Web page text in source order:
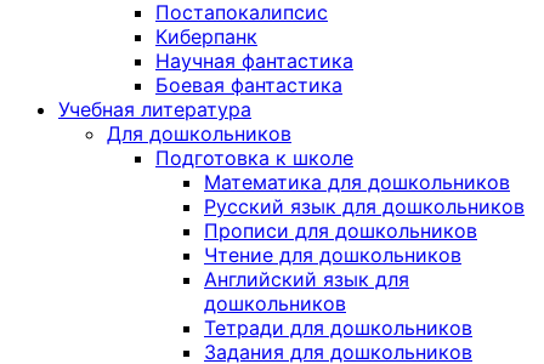
Постапокалипсис
Киберпанк
Научная фантастика
Боевая фантастика
Учебная литература
Для дошкольников
Подготовка к школе
Математика для дошкольников
Русский язык для дошкольников
Прописи для дошкольников
Чтение для дошкольников
Английский язык для
дошкольников
Тетради для дошкольников
Задания для дошкольников